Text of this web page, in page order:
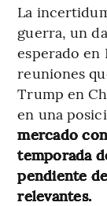
La
guerra, un
esperado en
reuniones
Trump en
en una
mercado
temporada
pendiente
relevantes.